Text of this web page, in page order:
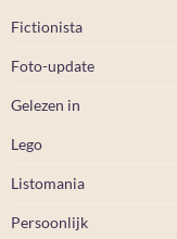
Fictionista
Foto-update
Gelezen in
Lego
Listomania
Persoonlijk